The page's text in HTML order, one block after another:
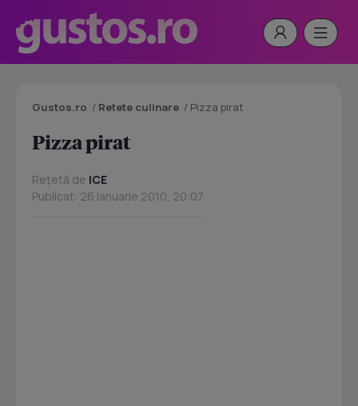
Gustos.ro / Retete culinare / Pizza pirat
Pizza pirat
Rețetă de ICE
Publicat: 26 Ianuarie 2010, 20:07